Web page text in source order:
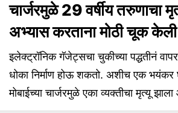
चार्जरमुळे 29 वर्षीय तरुणाचा
अभ्यास करताना मोठी चूक केली
इलेक्ट्रॉनिक गॅजेट्सचा चुकीच्या पद्धतीनं
धोका निर्माण होऊ शकतो. अशीच एक
मोबाईच्या चार्जरमुळे एका व्यक्तीचा मृत्यू